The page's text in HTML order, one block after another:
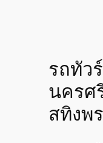
รถทัวร์
นครศ
สทิงพ